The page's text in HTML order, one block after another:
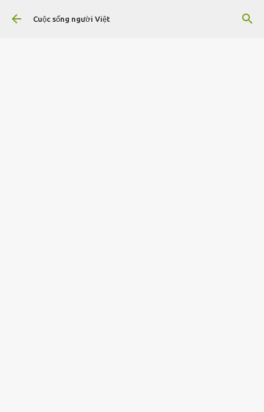
Chuyển đến nội dung chính
Cuộc sống người Việt